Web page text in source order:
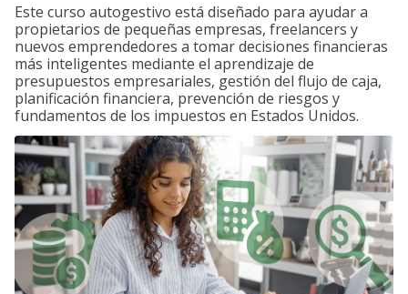
Este curso autogestivo está diseñado para ayudar a
propietarios de pequeñas empresas, freelancers y
nuevos emprendedores a tomar decisiones financieras
más inteligentes mediante el aprendizaje de
presupuestos empresariales, gestión del flujo de caja,
planificación financiera, prevención de riesgos y
fundamentos de los impuestos en Estados Unidos.